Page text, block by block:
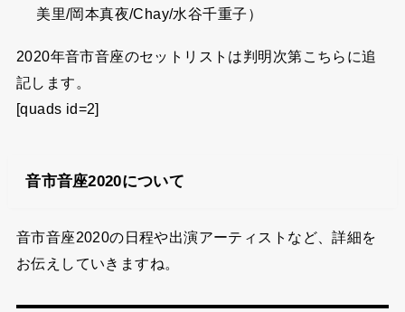
美里/岡本真夜/Chay/水谷千重子）
2020年音市音座のセットリストは判明次第こちらに追
記します。
[quads id=2]
音市音座2020について
音市音座2020の日程や出演アーティストなど、詳細を
お伝えしていきますね。